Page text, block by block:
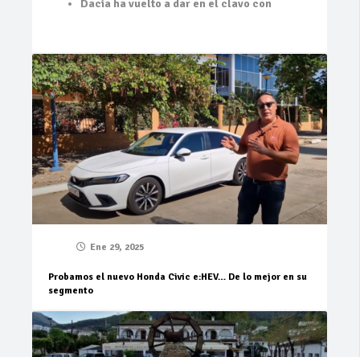
Dacia ha vuelto a dar en el clavo con
Ene 29, 2025
Probamos el nuevo Honda Civic e:HEV… De lo mejor en su
segmento